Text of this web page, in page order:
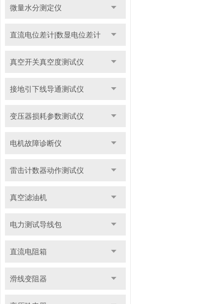
微量水分测定仪
直流电位差计|数显电位差计
真空开关真空度测试仪
接地引下线导通测试仪
变压器损耗参数测试仪
电机故障诊断仪
雷击计数器动作测试仪
真空滤油机
电力测试导线包
直流电阻箱
滑线变阻器